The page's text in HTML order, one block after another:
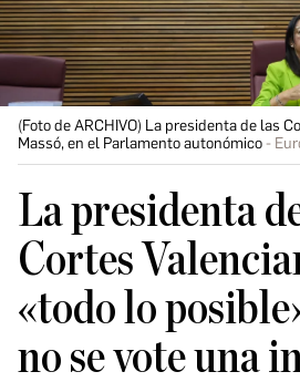
(Foto de ARCHIVO) La presidenta de las
Massó, en el Parlamento autonómico
La presidenta
Cortes
«todo lo
no se vote una